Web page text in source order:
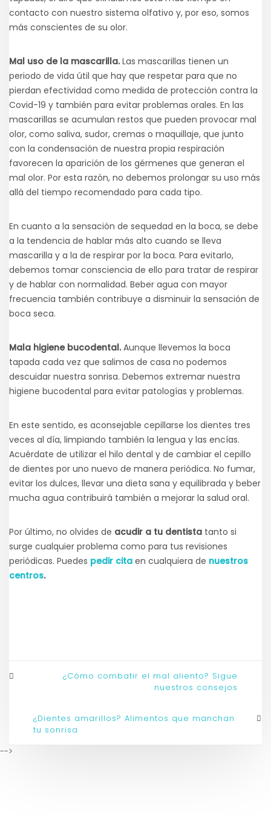
contacto con nuestro sistema olfativo y, por eso, somos
más conscientes de su olor.
Mal uso de la mascarilla.Las mascarillas tienen un
periodo de vida útil que hay que respetar para que no
pierdan efectividad como medida de protección contra la
Covid-19 y también para evitar problemas orales. En las
mascarillas se acumulan restos que pueden provocar mal
olor, como saliva, sudor, cremas o maquillaje, que junto
con la condensación de nuestra propia respiración
favorecen la aparición de los gérmenes que generan el
mal olor. Por esta razón, no debemos prolongar su uso más
allá del tiempo recomendado para cada tipo.
En cuanto a la sensación de sequedad en la boca, se debe
a la tendencia de hablar más alto cuando se lleva
mascarilla y a la de respirar por la boca. Para evitarlo,
debemos tomar consciencia de ello para tratar de respirar
y de hablar con normalidad. Beber agua con mayor
frecuencia también contribuye a disminuir la sensación de
boca seca.
Mala higiene bucodental.Aunque llevemos la boca
tapada cada vez que salimos de casa no podemos
descuidar nuestra sonrisa. Debemos extremar nuestra
higiene bucodental para evitar patologías y problemas.
En este sentido, es aconsejable cepillarse los dientes tres
veces al día, limpiando también la lengua y las encías.
Acuérdate de utilizar el hilo dental y de cambiar el cepillo
de dientes por uno nuevo de manera periódica. No fumar,
evitar los dulces, llevar una dieta sana y equilibrada y beber
mucha agua contribuirá también a mejorar la salud oral.
Por último, no olvides de acudir a tu dentista tanto si
surge cualquier problema como para tus revisiones
periódicas. Puedes pedir cita en cualquiera de nuestros
centros.
¿Cómo combatir el mal aliento? Sigue
nuestros consejos
¿Dientes amarillos? Alimentos que manchan
tu sonrisa
-->